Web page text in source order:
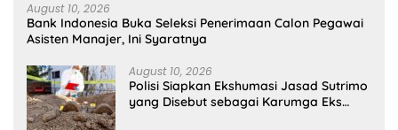
August 10, 2026
Bank Indonesia Buka Seleksi Penerimaan Calon Pegawai
Asisten Manajer, Ini Syaratnya
August 10, 2026
Polisi Siapkan Ekshumasi Jasad Sutrimo
yang Disebut sebagai Karumga Eks